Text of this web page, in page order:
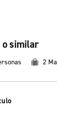
o similar
2